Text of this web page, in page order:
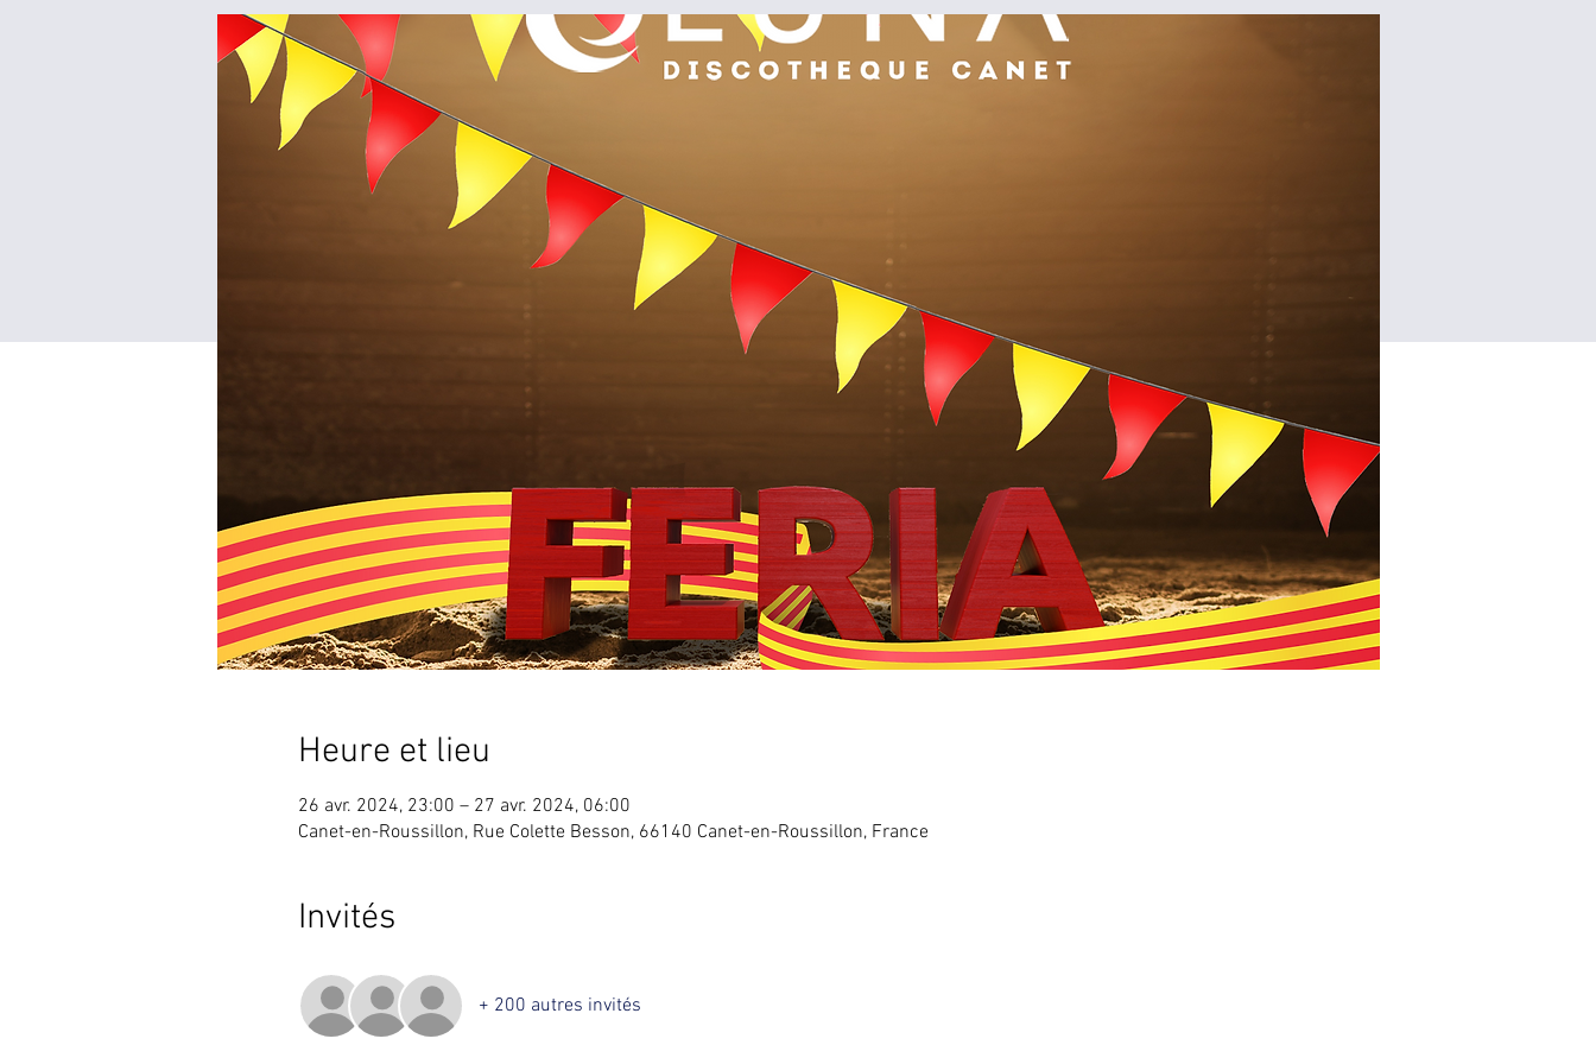
Heure et lieu
26 avr. 2024, 23:00 – 27 avr. 2024, 06:00
Canet-en-Roussillon, Rue Colette Besson, 66140 Canet-en-Roussillon, France
Invités
+ 200 autres invités